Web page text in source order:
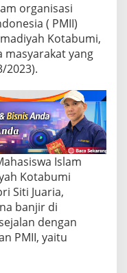
organisasi
( PMII)
Kotabumi,
masyarakat yang
2023).
Islam
Kotabumi
Siti Juaria,
banjir di
dengan
PMII, yaitu